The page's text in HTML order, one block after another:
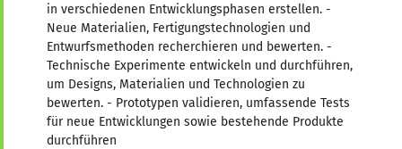
in verschiedenen Entwicklungsphasen erstellen. -
Neue Materialien, Fertigungstechnologien und
Entwurfsmethoden recherchieren und bewerten. -
Technische Experimente entwickeln und durchführen,
um Designs, Materialien und Technologien zu
bewerten. - Prototypen validieren, umfassende Tests
für neue Entwicklungen sowie bestehende Produkte
durchführen